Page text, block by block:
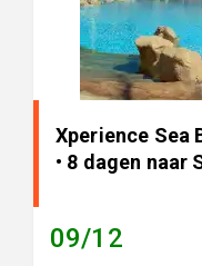
Xperience Sea
• 8 dagen naar
09/12